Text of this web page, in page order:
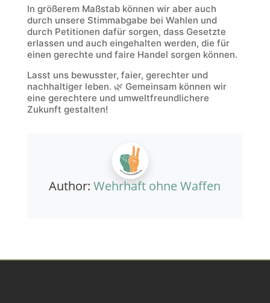
In größerem Maßstab können wir aber auch
durch unsere Stimmabgabe bei Wahlen und
durch Petitionen dafür sorgen, dass Gesetzte
erlassen und auch eingehalten werden, die für
einen gerechte und faire Handel sorgen können.
Lasst uns bewusster, faier, gerechter und
nachhaltiger leben. 🌿 Gemeinsam können wir
eine gerechtere und umweltfreundlichere
Zukunft gestalten!
Author:Wehrhaft ohne Waffen